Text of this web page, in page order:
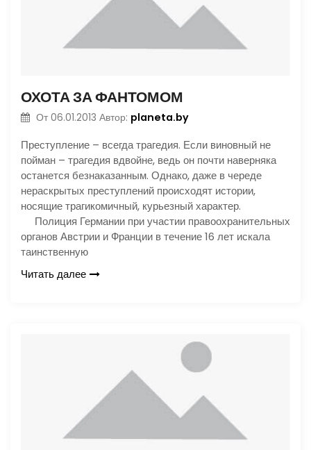
ОХОТА ЗА ФАНТОМОМ
От 06.01.2013 Автор: planeta.by
Преступление – всегда трагедия. Если виновный не
пойман – трагедия вдвойне, ведь он почти наверняка
останется безнаказанным. Однако, даже в череде
нераскрытых преступлений происходят истории,
носящие трагикомичный, курьезный характер.
Полиция Германии при участии правоохранительных
органов Австрии и Франции в течение 16 лет искала
таинственную
Читать далее